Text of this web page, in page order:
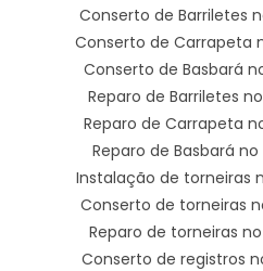
Conserto de Barriletes
Conserto de Carrapeta
Conserto de Basbará
Reparo de Barriletes
Reparo de Carrapeta
Reparo de Basbará
Instalação de torneiras
Conserto de torneiras
Reparo de torneiras
Conserto de registros